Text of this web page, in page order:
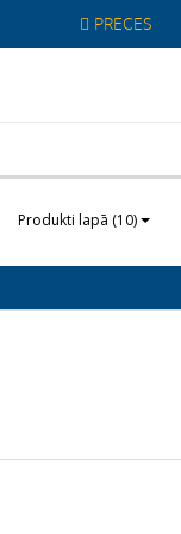
PRECES
Produkti lapā (10)